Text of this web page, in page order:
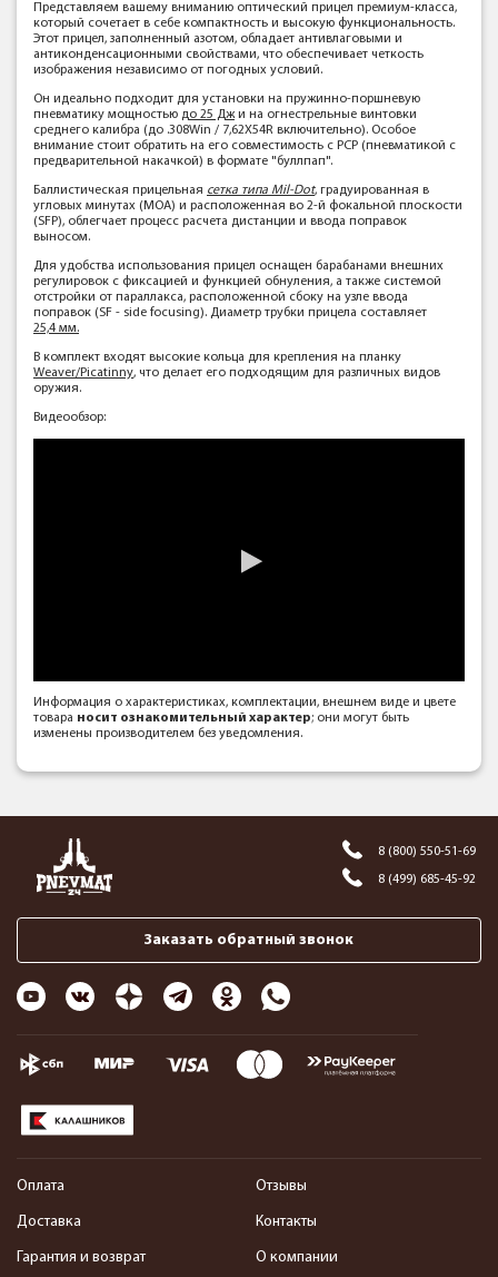
Представляем вашему вниманию оптический прицел премиум-класса,
который сочетает в себе компактность и высокую функциональность.
Этот прицел, заполненный азотом, обладает антивлаговыми и
антиконденсационными свойствами, что обеспечивает четкость
изображения независимо от погодных условий.
Он идеально подходит для установки на пружинно-поршневую
пневматику мощностью до 25 Джи на огнестрельные винтовки
среднего калибра (до .308Win / 7,62Х54R включительно). Особое
внимание стоит обратить на его совместимость с PCP (пневматикой с
предварительной накачкой) в формате "буллпап".
Баллистическая прицельная сетка типа Mil-Dot, градуированная в
угловых минутах (МОА) и расположенная во 2-й фокальной плоскости
(SFP), облегчает процесс расчета дистанции и ввода поправок
выносом.
Для удобства использования прицел оснащен барабанами внешних
регулировок с фиксацией и функцией обнуления, а также системой
отстройки от параллакса, расположенной сбоку на узле ввода
поправок (SF - side focusing). Диаметр трубки прицела составляет
25,4 мм.
В комплект входят высокие кольца для крепления на планку
Weaver/Picatinny, что делает его подходящим для различных видов
оружия.
Видеообзор:
Информация о характеристиках, комплектации, внешнем виде и цвете
товара носит ознакомительный характер; они могут быть
изменены производителем без уведомления.
8 (800) 550-51-69
8 (499) 685-45-92
Заказать обратный звонок
Оплата
Доставка
Гарантия и возврат
Отзывы
Контакты
О компании